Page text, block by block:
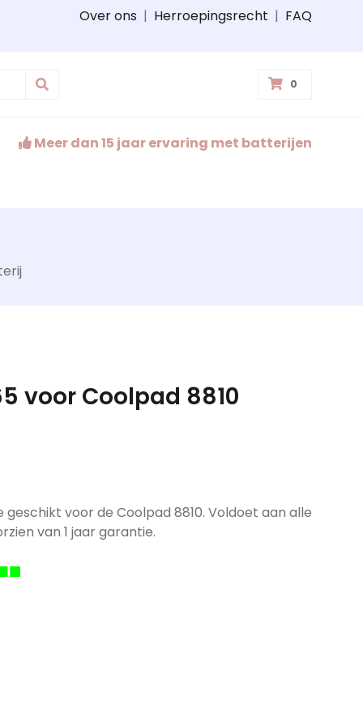
Over ons | Herroepingsrecht | FAQ
0
Meer dan 15 jaar ervaring met batterijen
voor Coolpad 8810
voor de Coolpad 8810. Voldoet aan alle
van 1 jaar garantie.